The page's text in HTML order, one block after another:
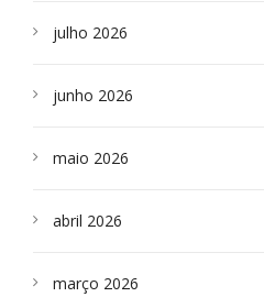
julho 2026
junho 2026
maio 2026
abril 2026
março 2026